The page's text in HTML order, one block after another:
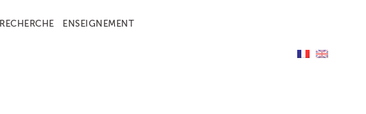
RECHERCHE ENSEIGNEMENT